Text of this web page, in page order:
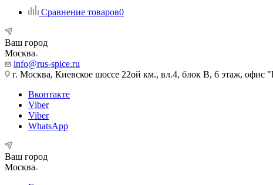
Сравнение товаров0
Ваш город
Москва
info@rus-spice.ru
г. Москва, Киевское шоссе 22ой км., вл.4, блок В, 6 этаж,
Вконтакте
Viber
Viber
WhatsApp
Ваш город
Москва